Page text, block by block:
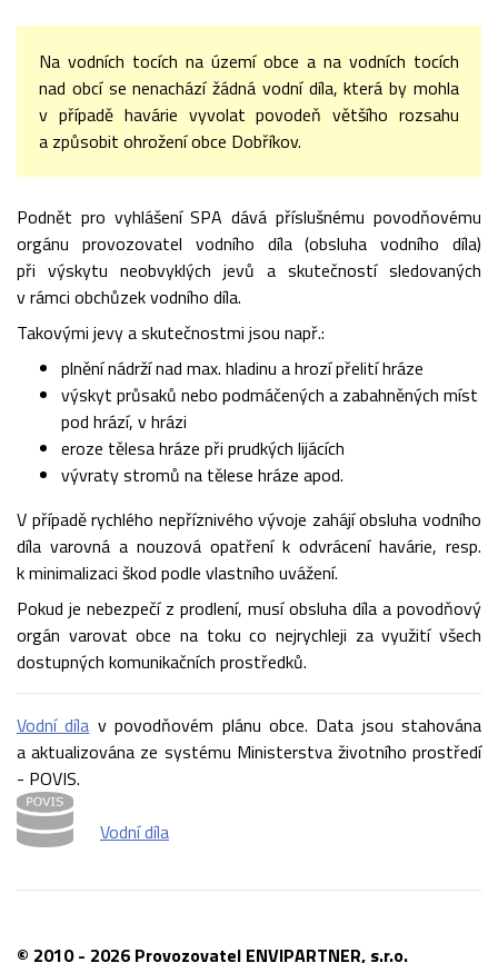
Na vodních tocích na území obce a na vodních tocích
nad obcí se nenachází žádná vodní díla, která by mohla
v případě havárie vyvolat povodeň většího rozsahu
a způsobit ohrožení obce Dobříkov.
Podnět pro vyhlášení SPA dává příslušnému povodňovému
orgánu provozovatel vodního díla (obsluha vodního díla)
při výskytu neobvyklých jevů a skutečností sledovaných
v rámci obchůzek vodního díla.
Takovými jevy a skutečnostmi jsou např.:
plnění nádrží nad max. hladinu a hrozí přelití hráze
výskyt průsaků nebo podmáčených a zabahněných míst
pod hrází, v hrázi
eroze tělesa hráze při prudkých lijácích
vývraty stromů na tělese hráze apod.
V případě rychlého nepříznivého vývoje zahájí obsluha vodního
díla varovná a nouzová opatření k odvrácení havárie, resp.
k minimalizaci škod podle vlastního uvážení.
Pokud je nebezpečí z prodlení, musí obsluha díla a povodňový
orgán varovat obce na toku co nejrychleji za využití všech
dostupných komunikačních prostředků.
Vodní díla v povodňovém plánu obce. Data jsou stahována
a aktualizována ze systému Ministerstva životního prostředí
- POVIS.
Vodní díla
© 2010 - 2026 Provozovatel ENVIPARTNER, s.r.o.